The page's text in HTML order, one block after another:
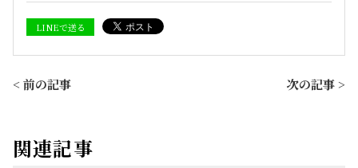
LINEで送る
< 前の記事 次の記事 >
関連記事